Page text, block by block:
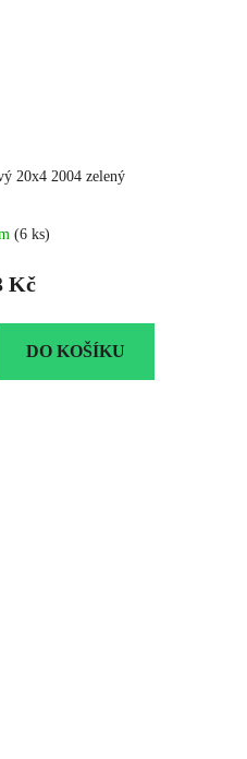
20x4 2004 zelený
(6 ks)
Kč
DO KOŠÍKU